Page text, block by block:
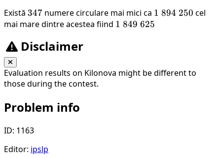
Există 347
347 numere circulare mai mici ca 1 \
894
1 894 250 cel
mai mare dintre acestea fiind 1 \
1 849 625
Disclaimer
Evaluation results on Kilonova might be different to
those during the contest.
Problem info
ID: 1163
Editor: ipslp